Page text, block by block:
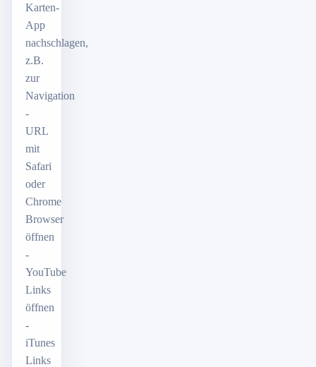
Karten-
App
nachschlagen,
z.B.
zur
Navigation
-
URL
mit
Safari
oder
Chrome
Browser
öffnen
-
YouTube
Links
öffnen
-
iTunes
Links